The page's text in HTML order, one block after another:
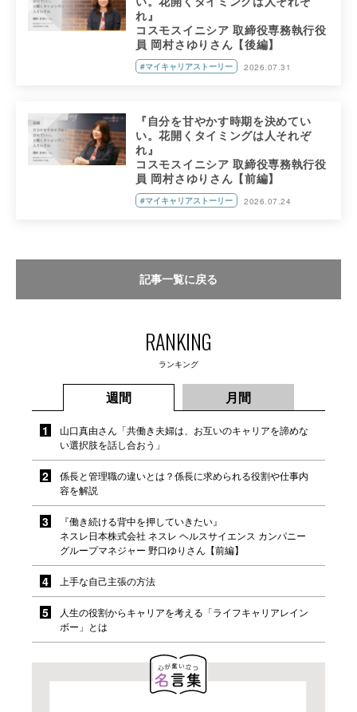
れ』
コスモスイニシア 取締役専務執行役
員 岡村さゆりさん【後編】
#マイキャリアストーリー 2026.07.31
『自分を甘やかす時期を決めてい
い。花開くタイミングは人それぞ
れ』
コスモスイニシア 取締役専務執行役
員 岡村さゆりさん【前編】
#マイキャリアストーリー 2026.07.24
記事一覧に戻る
RANKING
ランキング
週間 月間
山口真由さん「共働き夫婦は、お互いのキャリアを諦めな
い選択肢を話し合おう」
係長と管理職の違いとは？係長に求められる役割や仕事内
容を解説
『働き続ける背中を押していきたい』
ネスレ日本株式会社 ネスレ ヘルスサイエンス カンパニー
グループマネジャー 野口ゆりさん【前編】
上手な自己主張の方法
人生の役割からキャリアを考える「ライフキャリアレイン
ボー」とは